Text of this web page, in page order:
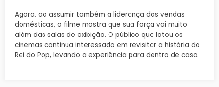
Agora, ao assumir também a liderança das vendas
domésticas, o filme mostra que sua força vai muito
além das salas de exibição. O público que lotou os
cinemas continua interessado em revisitar a história do
Rei do Pop, levando a experiência para dentro de casa.